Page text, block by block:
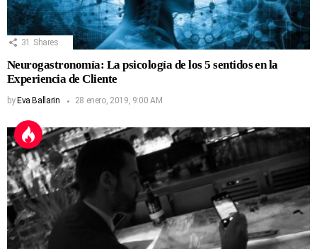
31 Shares
Neurogastronomía: La psicología de los 5 sentidos en la
Experiencia de Cliente
by Eva Ballarin 28 enero, 2019, 9:00 AM